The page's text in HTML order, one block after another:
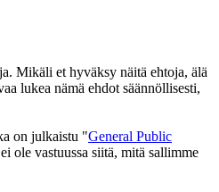
Mikäli et hyväksy näitä ehtoja, älä
lukea nämä ehdot säännöllisesti,
on julkaistu "General Public
ole vastuussa siitä, mitä sallimme